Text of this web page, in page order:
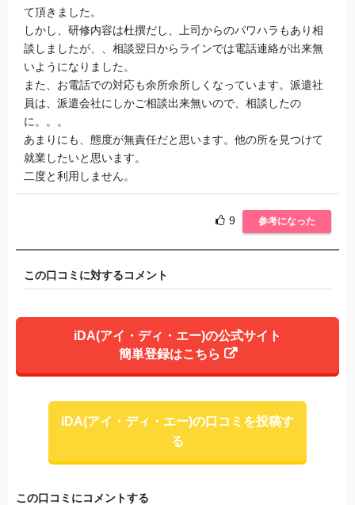
て頂きました。
しかし、研修内容は杜撰だし、上司からのパワハラもあり相
談しましたが、、相談翌日からラインでは電話連絡が出来無
いようになりました。
また、お電話での対応も余所余所しくなっています。派遣社
員は、派遣会社にしかご相談出来無いので、相談したの
に。。。
あまりにも、態度が無責任だと思います。他の所を見つけて
就業したいと思います。
二度と利用しません。
9 参考になった
この口コミに対するコメント
iDA(アイ・ディ・エー)の公式サイト
簡単登録はこちら
iDA(アイ・ディ・エー)の口コミを投稿す
る
この口コミにコメントする